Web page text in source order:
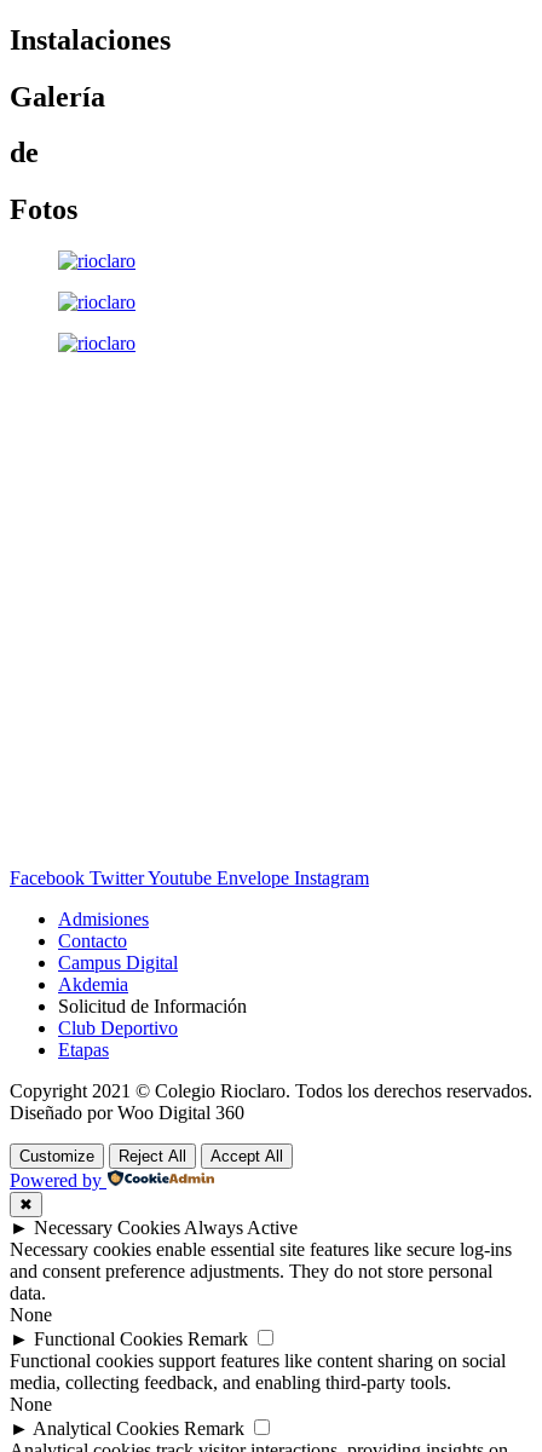
Instalaciones
Galería
de
Fotos
Facebook TwitterYoutube Envelope Instagram
Admisiones
Contacto
Campus Digital
Akdemia
Solicitud de Información
Club Deportivo
Etapas
Copyright 2021 © Colegio Rioclaro. Todos los derechos reservados.
Diseñado por Woo Digital 360
Customize Reject All Accept All
Powered by
✖
► Necessary Cookies Always Active
Necessary cookies enable essential site features like secure log-ins
and consent preference adjustments. They do not store personal
data.
None
► Functional Cookies Remark
Functional cookies support features like content sharing on social
media, collecting feedback, and enabling third-party tools.
None
► Analytical Cookies Remark